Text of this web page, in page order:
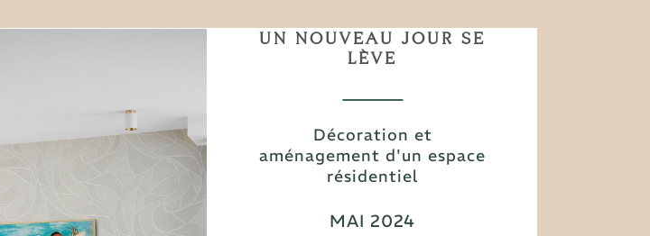
UN NOUVEAU JOUR SE
LÈVE
Décoration et
aménagement d'un espace
résidentiel
MAI 2024